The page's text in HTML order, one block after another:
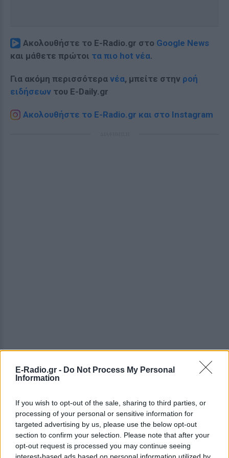
E-Radio.gr - Do Not Process My Personal
Information
If you wish to opt-out of the sale, sharing to third parties, or
processing of your personal or sensitive information for
targeted advertising by us, please use the below opt-out
section to confirm your selection. Please note that after your
opt-out request is processed you may continue seeing
Ακολουθήστε το E-Radio.gr στο Google News
και μάθετε πρώτοι τα πιο hot νέα.
Για ακόμη περισσότερα νέα, μπείτε στην ροή
ειδήσεων του E-Daily.gr
Ακολουθήστε το E-Radio.gr και στο Instagram
ΔΕΙΤΕ ΕΠΙΣΗΣ
ΣΤΗΝ ΙΔΙΑ ΚΑΤΗΓΟΡΙΑ
Ουκρανία: Βίντεο σοκ με
19χρονο να οδηγείται με τη βία
για επιστράτευση ‑ Τι είναι το